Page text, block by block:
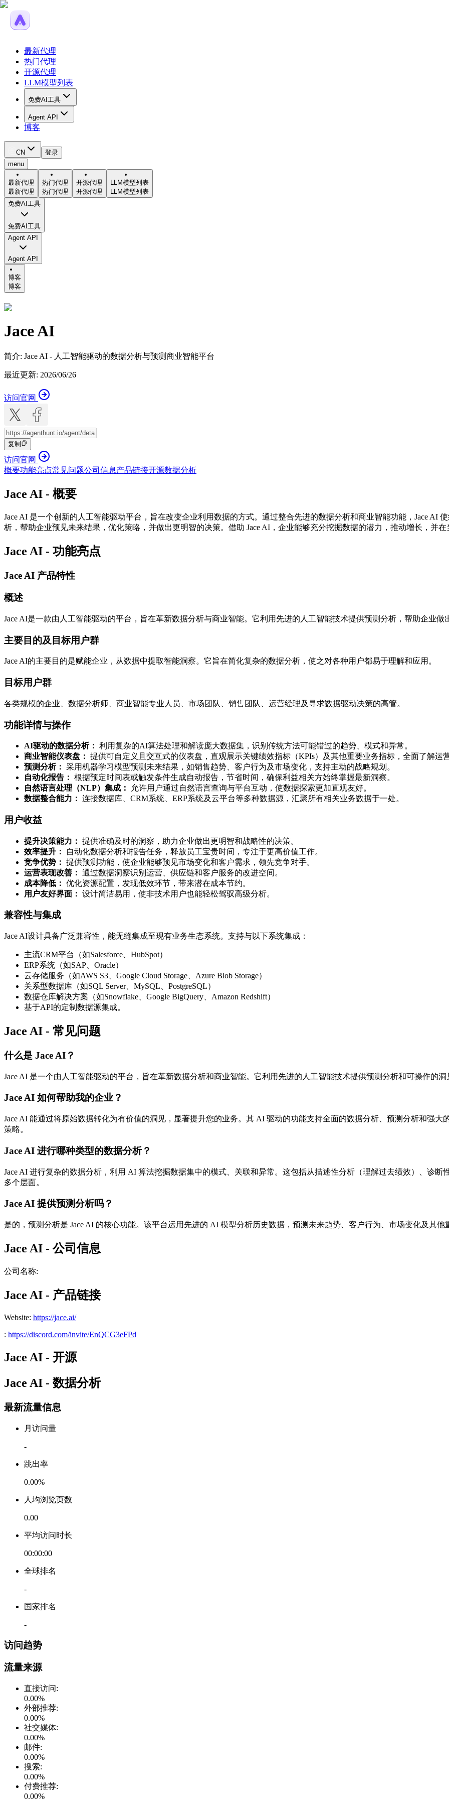
最新代理
热门代理
开源代理
LLM模型列表
免费AI工具
Agent API
博客
CN
登录
menu
最新代理
最新代理
热门代理
热门代理
开源代理
开源代理
LLM模型列表
LLM模型列表
免费AI工具
免费AI工具
Agent API
Agent API
博客
博客
Jace AI
简介: Jace AI - 人工智能驱动的数据分析与预测商业智能平台
最近更新: 2026/06/26
访问官网
复制
访问官网
概要功能亮点常见问题公司信息产品链接开源数据分析
Jace AI - 概要
Jace AI 是一个创新的人工智能驱动平台，旨在改变企业利用数据的方式。通过整合先进的数据分析和商业智能功能，Jace AI
析，帮助企业预见未来结果，优化策略，并做出更明智的决策。借助 Jace AI，企业能够充分挖掘数据的潜力，推动增长，并
Jace AI - 功能亮点
Jace AI 产品特性
概述
Jace AI是一款由人工智能驱动的平台，旨在革新数据分析与商业智能。它利用先进的人工智能技术提供预测分析，帮助企业做
主要目的及目标用户群
Jace AI的主要目的是赋能企业，从数据中提取智能洞察。它旨在简化复杂的数据分析，使之对各种用户都易于理解和应用。
目标用户群
各类规模的企业、数据分析师、商业智能专业人员、市场团队、销售团队、运营经理及寻求数据驱动决策的高管。
功能详情与操作
AI驱动的数据分析： 利用复杂的AI算法处理和解读庞大数据集，识别传统方法可能错过的趋势、模式和异常。
商业智能仪表盘： 提供可自定义且交互式的仪表盘，直观展示关键绩效指标（KPIs）及其他重要业务指标，全面了解运
预测分析： 采用机器学习模型预测未来结果，如销售趋势、客户行为及市场变化，支持主动的战略规划。
自动化报告： 根据预定时间表或触发条件生成自动报告，节省时间，确保利益相关方始终掌握最新洞察。
自然语言处理（NLP）集成：
允许用户通过自然语言查询与平台互动，使数据探索更加直观友好。
数据整合能力： 连接数据库、CRM系统、ERP系统及云平台等多种数据源，汇聚所有相关业务数据于一处。
用户收益
提升决策能力： 提供准确及时的洞察，助力企业做出更明智和战略性的决策。
效率提升：
自动化数据分析和报告任务，释放员工宝贵时间，专注于更高价值工作。
竞争优势： 提供预测功能，使企业能够预见市场变化和客户需求，领先竞争对手。
运营表现改善： 通过数据洞察识别运营、供应链和客户服务的改进空间。
成本降低： 优化资源配置，发现低效环节，带来潜在成本节约。
用户友好界面： 设计简洁易用，使非技术用户也能轻松驾驭高级分析。
兼容性与集成
Jace AI设计具备广泛兼容性，能无缝集成至现有业务生态系统。支持与以下系统集成：
主流CRM平台（如Salesforce、HubSpot）
ERP系统（如SAP、Oracle）
云存储服务（如AWS S3、Google Cloud Storage、Azure Blob Storage）
关系型数据库（如SQL Server、MySQL、PostgreSQL）
数据仓库解决方案（如Snowflake、Google BigQuery、Amazon Redshift）
基于API的定制数据源集成。
Jace AI - 常见问题
什么是 Jace AI？
Jace AI 是一个由人工智能驱动的平台，旨在革新数据分析和商业智能。它利用先进的人工智能技术提供预测分析和可操作的
Jace AI 如何帮助我的企业？
Jace AI 能通过将原始数据转化为有价值的洞见，显著提升您的业务。其 AI 驱动的功能支持全面的数据分析、预测分析和强
策略。
Jace AI 进行哪种类型的数据分析？
Jace AI 进行复杂的数据分析，利用 AI 算法挖掘数据集中的模式、关联和异常。这包括从描述性分析（理解过去绩效）、诊
多个层面。
Jace AI 提供预测分析吗？
是的，预测分析是 Jace AI 的核心功能。该平台运用先进的 AI 模型分析历史数据，预测未来趋势、客户行为、市场变化及其
Jace AI - 公司信息
公司名称:
Jace AI - 产品链接
Website: https://jace.ai/
: https://discord.com/invite/EnQCG3eFPd
Jace AI - 开源
Jace AI - 数据分析
最新流量信息
月访问量
-
跳出率
0.00%
人均浏览页数
0.00
平均访问时长
00:00:00
全球排名
-
国家排名
-
访问趋势
流量来源
直接访问:
0.00%
外部推荐:
0.00%
社交媒体:
0.00%
邮件:
0.00%
搜索:
0.00%
付费推荐:
0.00%